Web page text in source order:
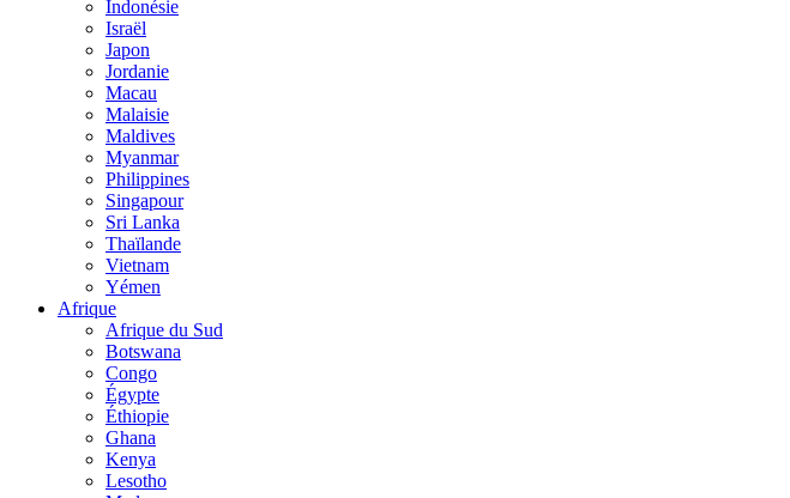
Indonésie
Israël
Japon
Jordanie
Macau
Malaisie
Maldives
Myanmar
Philippines
Singapour
Sri Lanka
Thaïlande
Vietnam
Yémen
Afrique
Afrique du Sud
Botswana
Congo
Égypte
Éthiopie
Ghana
Kenya
Lesotho